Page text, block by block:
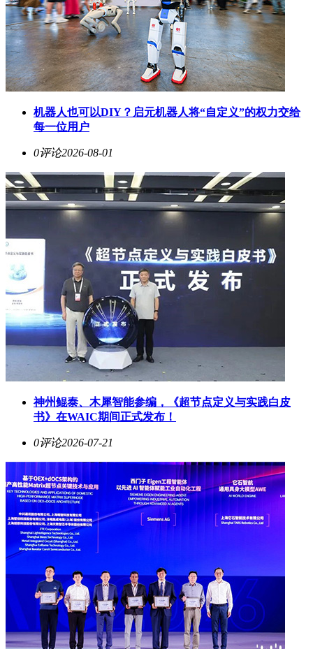
机器人也可以DIY？启元机器人将“自定义”的权力交给
每一位用户
0评论2026-08-01
神州鲲泰、木犀智能参编，《超节点定义与实践白皮
书》在WAIC期间正式发布！
0评论2026-07-21